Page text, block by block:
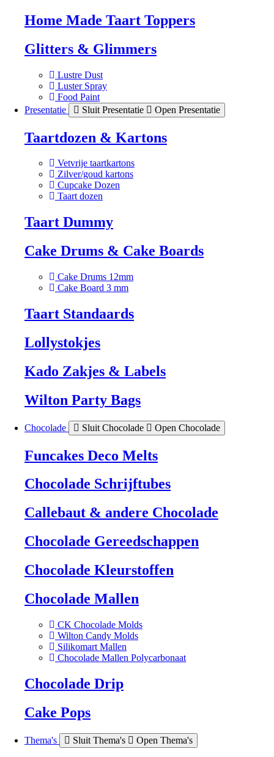
Home Made Taart Toppers
Glitters & Glimmers
Lustre Dust
Luster Spray
Food Paint
Presentatie
Sluit Presentatie Open Presentatie
Taartdozen & Kartons
Vetvrije taartkartons
Zilver/goud kartons
Cupcake Dozen
Taart dozen
Taart Dummy
Cake Drums & Cake Boards
Cake Drums 12mm
Cake Board 3 mm
Taart Standaards
Lollystokjes
Kado Zakjes & Labels
Wilton Party Bags
Chocolade Sluit Chocolade Open Chocolade
Funcakes Deco Melts
Chocolade Schrijftubes
Callebaut & andere Chocolade
Chocolade Gereedschappen
Chocolade Kleurstoffen
Chocolade Mallen
CK Chocolade Molds
Wilton Candy Molds
Silikomart Mallen
Chocolade Mallen Polycarbonaat
Chocolade Drip
Cake Pops
Thema's Sluit Thema's Open Thema's